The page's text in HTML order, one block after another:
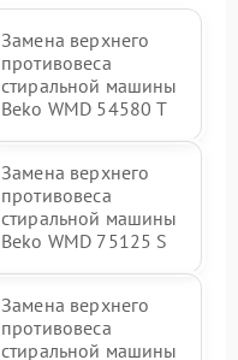
Замена верхнего
противовеса
стиральной машины
Beko WMD 54580 T
Замена верхнего
противовеса
стиральной машины
Beko WMD 75125 S
Замена верхнего
противовеса
стиральной машины